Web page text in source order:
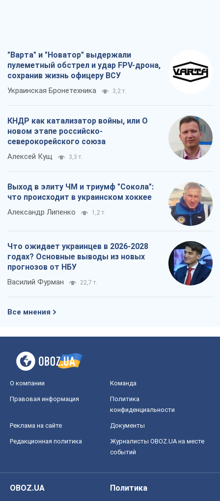
"Варта" и "Новатор" выдержали
пулеметный обстрел и удар FPV-дрона,
сохранив жизнь офицеру ВСУ
Украинская Бронетехника 3,2 т.
КНДР как катализатор войны, или О
новом этапе российско-
северокорейского союза
Алексей Кущ 3,3 т.
Выход в элиту ЧМ и триумф "Сокола":
что происходит в украинском хоккее
Александр Липенко 1,2 т.
Что ожидает украинцев в 2026-2028
годах? Основные выводы из новых
прогнозов от НБУ
Василий Фурман 22,7 т.
Все мнения
О компании Команда
Правовая информация
Политика
конфиденциальности
Реклама на сайте Документы
Редакционная политика
Журналисты OBOZ.UA на месте
событий
OBOZ.UA
Политика